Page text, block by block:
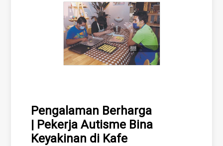
Pengalaman Berharga
| Pekerja Autisme Bina
Keyakinan di Kafe